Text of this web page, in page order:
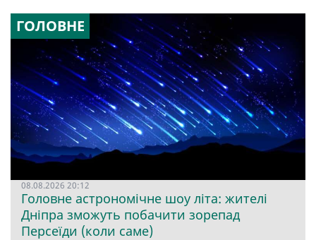
ГОЛОВНЕ
08.08.2026 20:12
Головне астрономічне шоу літа: жителі
Дніпра зможуть побачити зорепад
Персеїди (коли саме)